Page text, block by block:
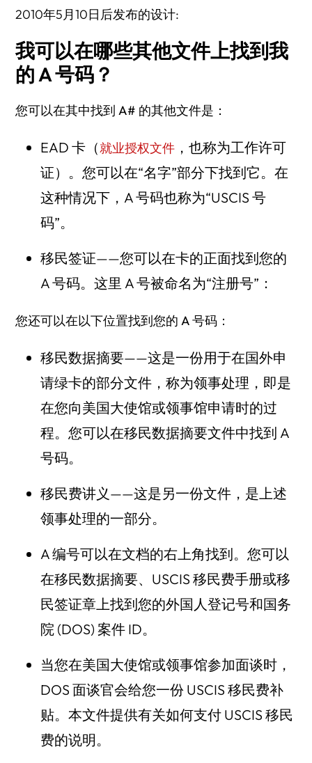
2010年5月10日后发布的设计:
我可以在哪些其他文件上找到我
的 A 号码？
您可以在其中找到 A# 的其他文件是：
EAD 卡（就业授权文件，也称为工作许可
证）。您可以在“名字”部分下找到它。在
这种情况下，A 号码也称为“USCIS 号
码”。
移民签证——您可以在卡的正面找到您的
A 号码。这里 A 号被命名为“注册号”：
您还可以在以下位置找到您的 A 号码：
移民数据摘要——这是一份用于在国外申
请绿卡的部分文件，称为领事处理，即是
在您向美国大使馆或领事馆申请时的过
程。您可以在移民数据摘要文件中找到 A
号码。
移民费讲义——这是另一份文件，是上述
领事处理的一部分。
A 编号可以在文档的右上角找到。您可以
在移民数据摘要、USCIS 移民费手册或移
民签证章上找到您的外国人登记号和国务
院 (DOS) 案件 ID。
当您在美国大使馆或领事馆参加面谈时，
DOS 面谈官会给您一份 USCIS 移民费补
贴。本文件提供有关如何支付 USCIS 移民
费的说明。